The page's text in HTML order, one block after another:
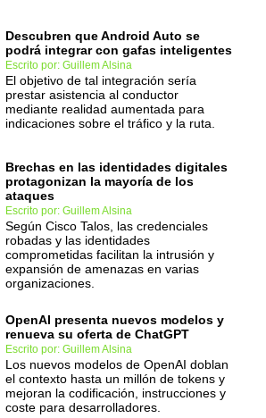
Descubren que Android Auto se
podrá integrar con gafas inteligentes
Escrito por: Guillem Alsina
El objetivo de tal integración sería
prestar asistencia al conductor
mediante realidad aumentada para
indicaciones sobre el tráfico y la ruta.
Brechas en las identidades digitales
protagonizan la mayoría de los
ataques
Escrito por: Guillem Alsina
Según Cisco Talos, las credenciales
robadas y las identidades
comprometidas facilitan la intrusión y
expansión de amenazas en varias
organizaciones.
OpenAI presenta nuevos modelos y
renueva su oferta de ChatGPT
Escrito por: Guillem Alsina
Los nuevos modelos de OpenAI doblan
el contexto hasta un millón de tokens y
mejoran la codificación, instrucciones y
coste para desarrolladores.